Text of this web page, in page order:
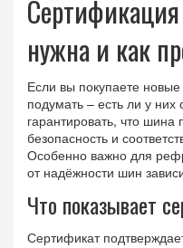
нужна и как
Если вы покупаете
подумать – есть ли у них
гарантировать, что
безопасность и
Особенно важно для
от надёжности шин
Что показывает
Сертификат